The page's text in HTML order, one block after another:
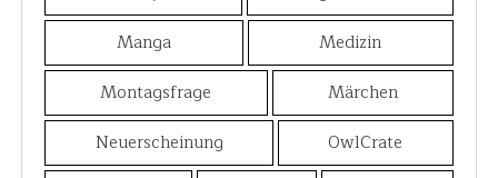
Manga
Medizin
Montagsfrage
Märchen
Neuerscheinung
OwlCrate